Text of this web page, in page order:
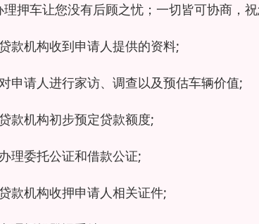
理押车让您没有后顾之忧；一切皆可协商，祝
款机构收到申请人提供的资料;
申请人进行家访、调查以及预估车辆价值;
款机构初步预定贷款额度;
理委托公证和借款公证;
款机构收押申请人相关证件;